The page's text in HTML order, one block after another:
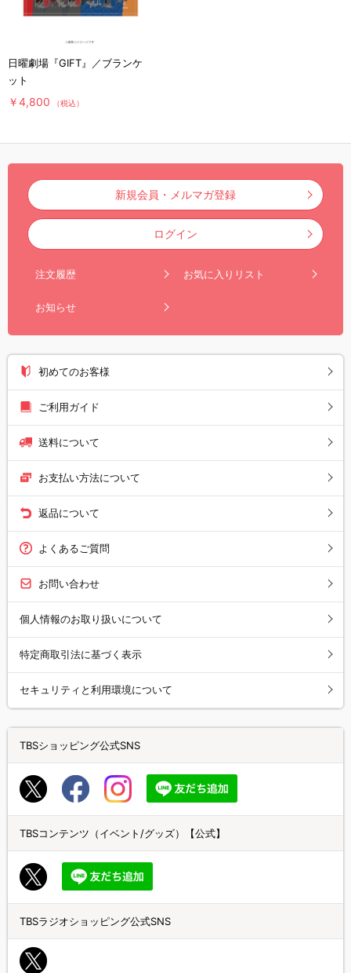
日曜劇場『GIFT』／ブランケ
ット
￥4,800 （税込）
新規会員・メルマガ登録
ログイン
注文履歴 お気に入りリスト
お知らせ
初めてのお客様
ご利用ガイド
送料について
お支払い方法について
返品について
よくあるご質問
お問い合わせ
個人情報のお取り扱いについて
特定商取引法に基づく表示
セキュリティと利用環境について
TBSショッピング公式SNS
TBSコンテンツ（イベント/グッズ）【公式】
TBSラジオショッピング公式SNS